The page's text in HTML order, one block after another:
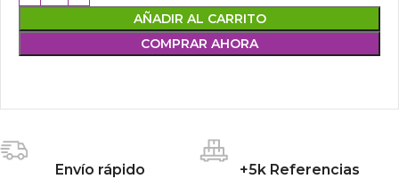
AÑADIR AL CARRITO
COMPRAR AHORA
Envío rápido +5k Referencias